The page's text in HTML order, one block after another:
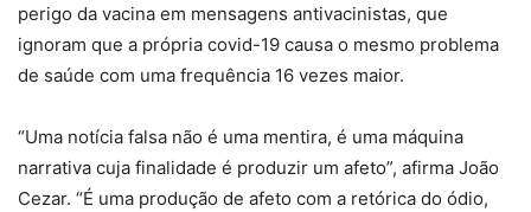
perigo da vacina em mensagens antivacinistas, que
ignoram que a própria covid-19 causa o mesmo problema
de saúde com uma frequência 16 vezes maior.
“Uma notícia falsa não é uma mentira, é uma máquina
narrativa cuja finalidade é produzir um afeto”, afirma João
Cezar. “É uma produção de afeto com a retórica do ódio,